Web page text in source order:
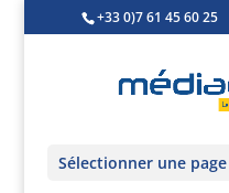
+33 0)7 61 45 60 25
Sélectionner une page